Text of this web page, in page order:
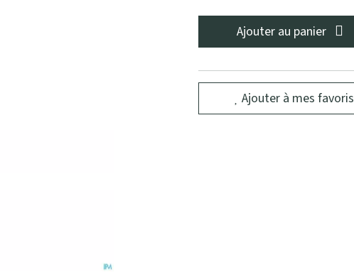
Ajouter au panier
Ajouter à mes favoris